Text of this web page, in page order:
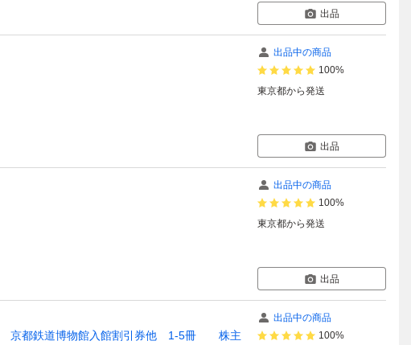
出品
出品中の商品
100%
東京都から発送
出品
出品中の商品
100%
東京都から発送
出品
京都鉄道博物館入館割引券他 1-5冊 株主
出品中の商品
100%